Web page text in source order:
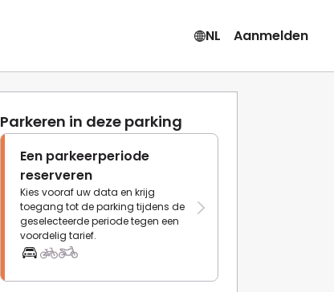
NL Aanmelden
Parkeren in deze parking
Een parkeerperiode
reserveren
Kies vooraf uw data en krijg
toegang tot de parking tijdens de
geselecteerde periode tegen een
voordelig tarief.